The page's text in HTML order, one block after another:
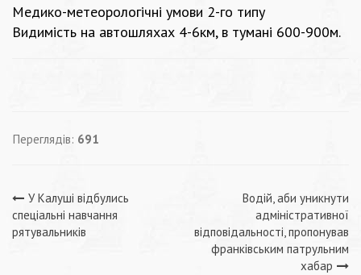
Медико-метеорологічні умови 2-го типу
Видимість на автошляхах 4-6км, в тумані 600-900м.
Переглядів: 691
Навігація
записів
У Калуші відбулись
спеціальні навчання
рятувальників
Водій, аби уникнути
адміністративної
відповідальності, пропонував
франківським патрульним
хабар